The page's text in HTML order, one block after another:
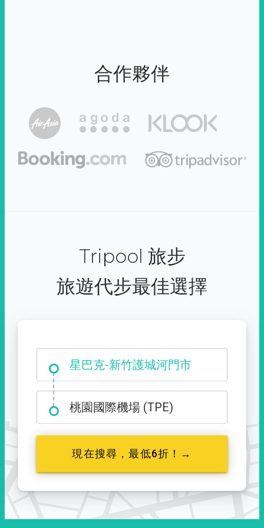
合作夥伴
Tripool 旅步
旅遊代步最佳選擇
星巴克-新竹護城河門市
大霸尖山登山口
桃園國際機場 (TPE)
現在搜尋，最低6折！→